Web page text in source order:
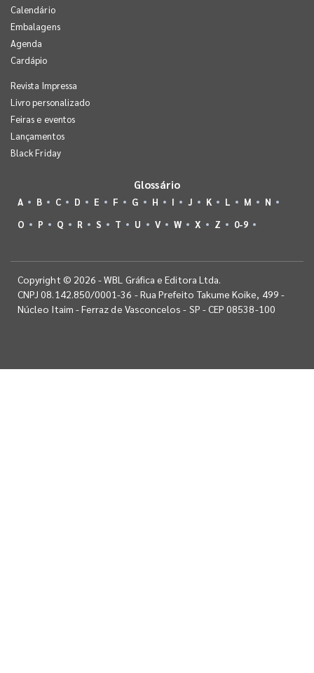
Calendário
Embalagens
Agenda
Cardápio
Revista Impressa
Livro personalizado
Feiras e eventos
Lançamentos
Black Friday
Glossário
A B C D E F G H I J K L M
N
O
P Q R S T U V W X Z 0-9
Copyright © 2026 - WBL Gráfica e Editora Ltda.
CNPJ 08.142.850/0001-36 - Rua Prefeito Takume Koike, 499 -
Núcleo Itaim - Ferraz de Vasconcelos - SP - CEP 08538-100